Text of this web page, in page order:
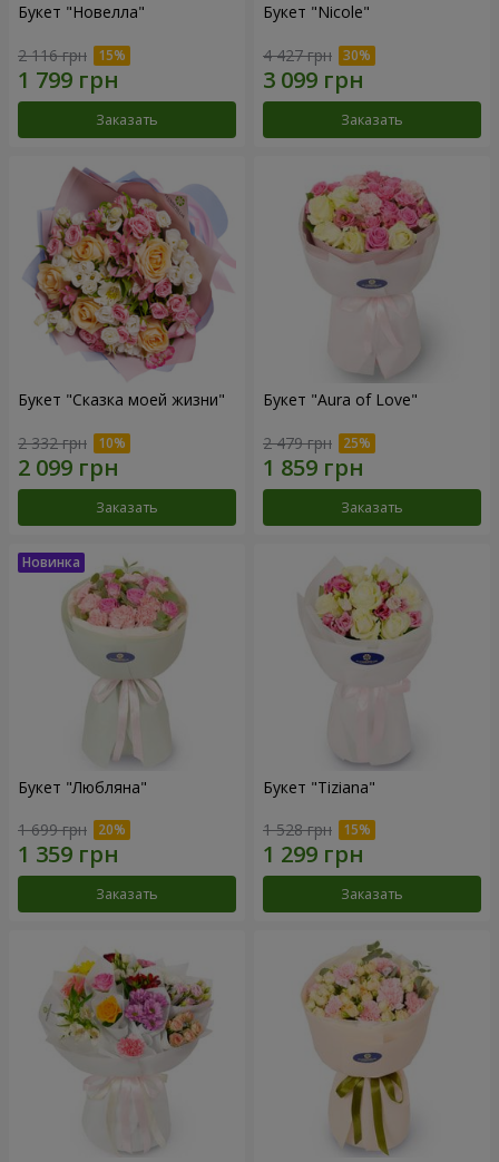
Букет "Новелла"
2 116 грн
Заказать
Букет "Nicole"
4 427 грн
Заказать
Букет "Сказка моей жизни"
2 332 грн
Заказать
Букет "Aura of Love"
2 479 грн
Заказать
Букет "Любляна"
1 699 грн
Заказать
Букет "Tiziana"
1 528 грн
Заказать